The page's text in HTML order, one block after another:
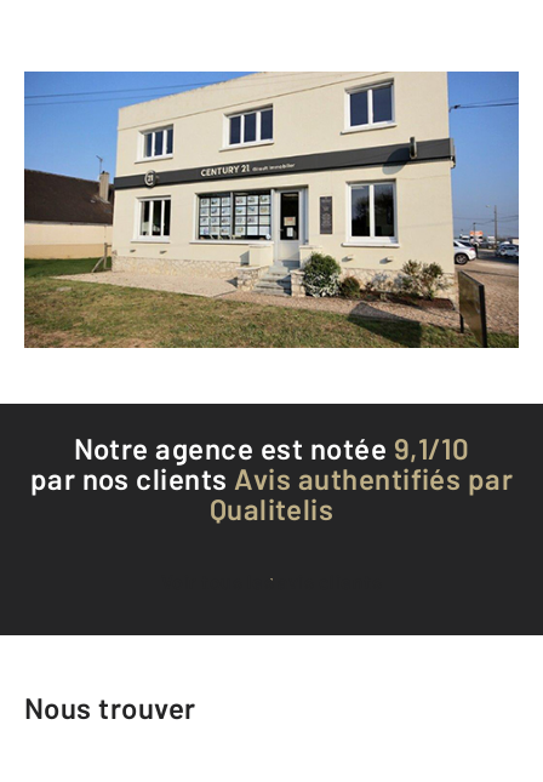
CENTURY 21 Girault Immobilier
128 bis route Nationale
LA CHAUSSEE ST VICTOR - 41260
Envoyer un message
Téléphoner à l'agence
Notre agence est notée 9,1/10
par nos clients Avis authentifiés par
Qualitelis
Voir tous les avis clients
Nous trouver